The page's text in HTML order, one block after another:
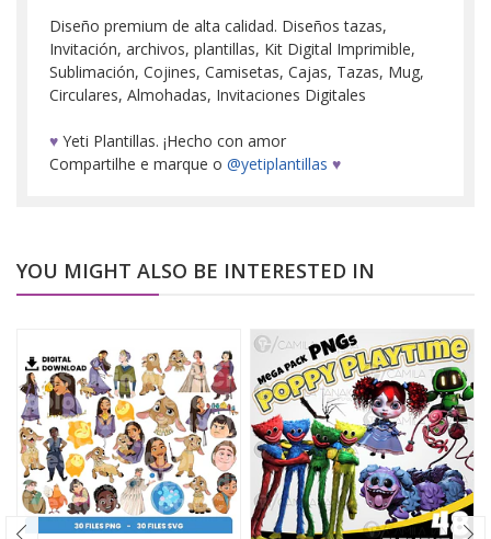
Diseño premium de alta calidad. Diseños tazas,
Invitación, archivos, plantillas, Kit Digital Imprimible,
Sublimación, Cojines, Camisetas, Cajas, Tazas, Mug,
Circulares, Almohadas, Invitaciones Digitales
♥ Yeti Plantillas. ¡Hecho con amor
Compartilhe e marque o @yetiplantillas ♥
YOU MIGHT ALSO BE INTERESTED IN